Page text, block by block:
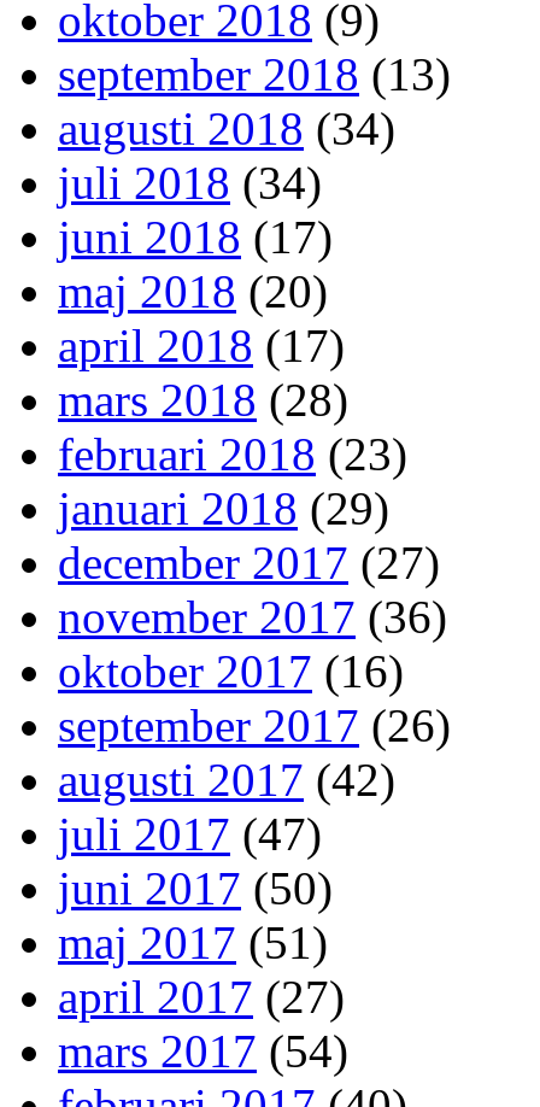
oktober 2018 (9)
september 2018 (13)
augusti 2018 (34)
juli 2018 (34)
juni 2018 (17)
maj 2018 (20)
april 2018 (17)
mars 2018 (28)
februari 2018 (23)
januari 2018 (29)
december 2017 (27)
november 2017 (36)
oktober 2017 (16)
september 2017 (26)
augusti 2017 (42)
juli 2017 (47)
juni 2017 (50)
maj 2017 (51)
april 2017 (27)
mars 2017 (54)